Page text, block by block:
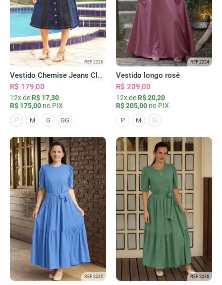
REF 2226
Vestido Chemise Jeans Clássica Serena
R$ 179,00
12x de R$ 17,30
R$ 175,00 no PIX
P
M G GG
REF 2224
Vestido longo rosê
R$ 209,00
12x de R$ 20,20
R$ 205,00 no PIX
P M G
REF 2235 REF 2236